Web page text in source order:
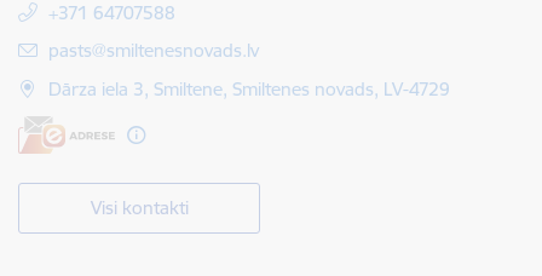
+371 64707588
E-pasts:
pasts@smiltenesnovads.lv
Dārza iela 3, Smiltene, Smiltenes novads, LV-4729
Visi kontakti